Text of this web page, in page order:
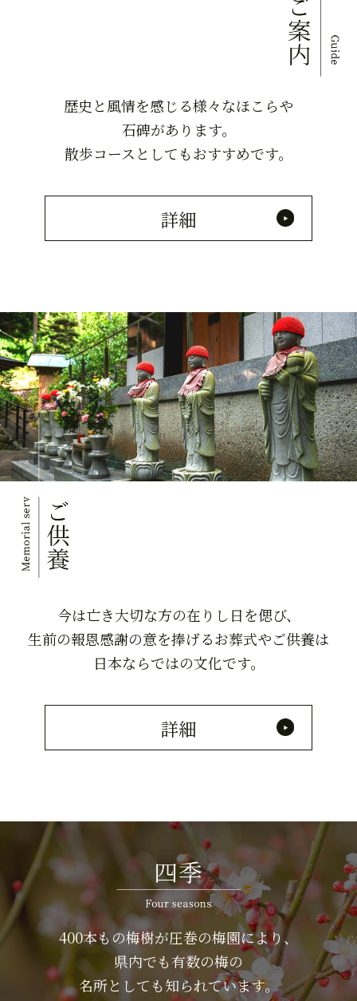
歴史と風情を感じる様々なほこらや
石碑があります。
散歩コースとしてもおすすめです。
詳細
今は亡き大切な方の在りし日を偲び、
生前の報恩感謝の意を捧げるお葬式やご供養は
日本ならではの文化です。
詳細
400本もの梅樹が圧巻の梅園により、
県内でも有数の梅の
名所としても知られています。